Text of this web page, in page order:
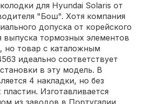
для Hyundai Solaris от
"Бош". Хотя компания
допуска от корейского
выпуска тормозных элементов
но товар с каталожным
идеально соответствует
в эту модель. В
4 накладки, но без
Изготавливается